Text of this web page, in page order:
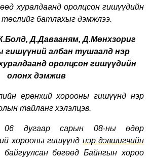
хуралдаанд оролцсон гишүүдийн
батлахыг дэмжлээ.
.Болд, Д.Давааням, Д.Мөнхзориг
гишүүний албан тушаалд нэр
оролцсон гишүүдийн
олонх дэмжив
ерөнхий хорооны гишүүнд нэр
тайланг хэлэлцэв.
06 дугаар сарын 08-ны өдөр
хорооны гишүүнд нэр дэвшигчийн
байгуулсан бөгөөд Байнгын хороо